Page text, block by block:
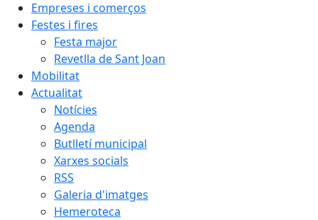
Empreses i comerços
Festes i fires
Festa major
Revetlla de Sant Joan
Mobilitat
Actualitat
Notícies
Agenda
Butlletí municipal
Xarxes socials
RSS
Galeria d'imatges
Hemeroteca